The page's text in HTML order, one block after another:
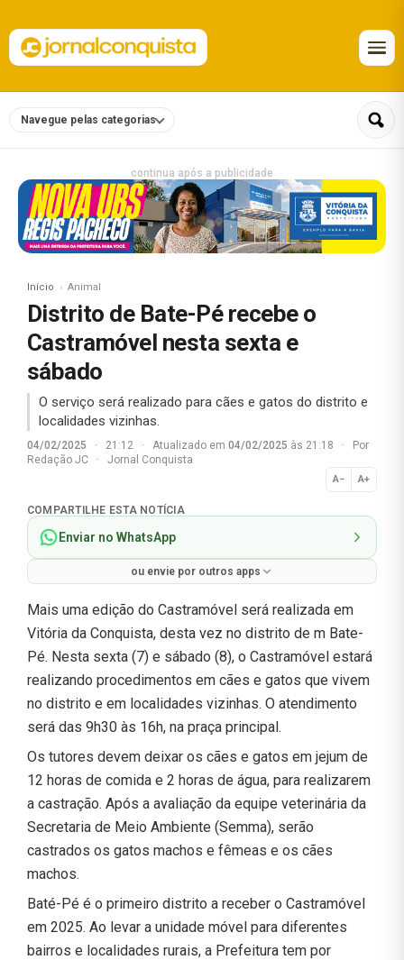
Navegue pelas categorias
continua após a publicidade
Início Animal
Distrito de Bate-Pé recebe o
Castramóvel nesta sexta e
sábado
O serviço será realizado para cães e gatos do distrito e
localidades vizinhas.
04/02/2025 · 21:12 · Atualizado em 04/02/2025 às 21:18 ·
Por
Redação JC
· Jornal Conquista
A− A+
Normal
COMPARTILHE ESTA NOTÍCIA
Enviar no WhatsApp
ou envie por outros apps
Mais uma edição do Castramóvel será realizada em
Vitória da Conquista, desta vez no distrito de m Bate-
Pé. Nesta sexta (7) e sábado (8), o Castramóvel estará
realizando procedimentos em cães e gatos que vivem
no distrito e em localidades vizinhas. O atendimento
será das 9h30 às 16h, na praça principal.
Os tutores devem deixar os cães e gatos em jejum de
12 horas de comida e 2 horas de água, para realizarem
a castração. Após a avaliação da equipe veterinária da
Secretaria de Meio Ambiente (Semma), serão
castrados os gatos machos e fêmeas e os cães
machos.
Baté-Pé é o primeiro distrito a receber o Castramóvel
em 2025. Ao levar a unidade móvel para diferentes
bairros e localidades rurais, a Prefeitura tem por